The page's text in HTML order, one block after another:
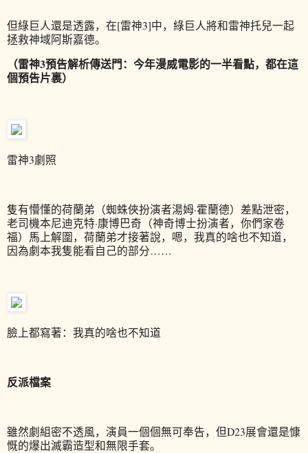
但綠巨人還是透露，在[雷神3]中，綠巨人將和雷神托兒一起
拯救神域阿斯嘉德。
（雷神3預告解析傳送門：今年漫威電影的一半看點，都在這
個預告片裏）
雷神3劇照
隻有懵懂的荷蘭弟（蜘蛛俠扮演者湯姆·霍蘭德）差點泄密，
老司機本尼迪克特·康博巴奇（神奇博士扮演者，你們家卷
福）馬上解圍，荷蘭弟才接著說，嗯，我真的啥也不知道，
因為劇本我隻能看自己的部分……
臉上都寫著：我真的啥也不知道
反派檔案
雖然劇組密不透風，演員一個個無可奉告，但D23展會還是慷
慨的爆出滅霸造型和無限手套。